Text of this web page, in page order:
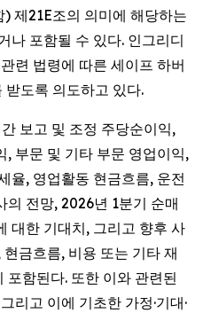
제21E조의 의미에 해당하는
나 포함될 수 있다. 인그리디
련 법령에 따른 세이프 하버
도록 의도하고 있다.
보고 및 조정 주당순이익,
, 부문 및 기타 부문 영업이익,
율, 영업활동 현금흐름, 운전
의 전망, 2026년 1분기 순매
대한 기대치, 그리고 향후 사
금흐름, 비용 또는 기타 재
포함된다. 또한 이와 관련된
리고 이에 기초한 가정·기대·